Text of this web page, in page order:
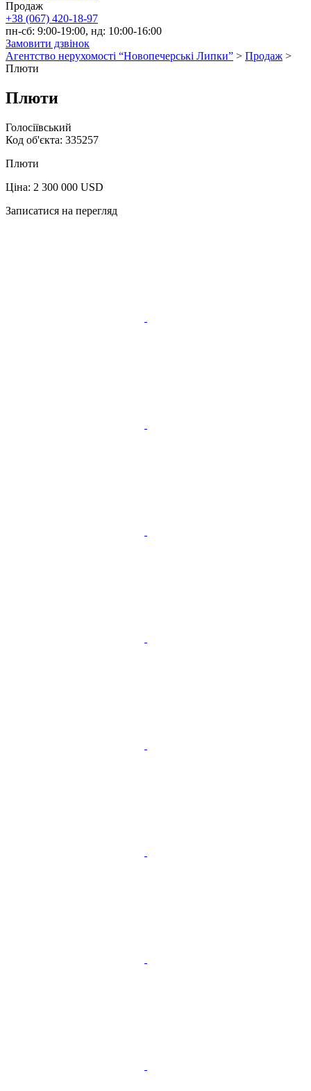
Продаж
+38 (067) 420-18-97
пн-сб: 9:00-19:00, нд: 10:00-16:00
Замовити дзвінок
Агентство нерухомості “Новопечерські Липки” > Продаж >
Плюти
Плюти
Голосіївський
Код об'єкта: 335257
Плюти
Ціна: 2 300 000 USD
Записатися на перегляд